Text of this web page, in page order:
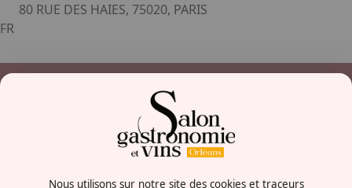
80 RUE DES HAIES, 75020, PARIS
FR
Nous utilisons sur notre site des cookies et traceurs